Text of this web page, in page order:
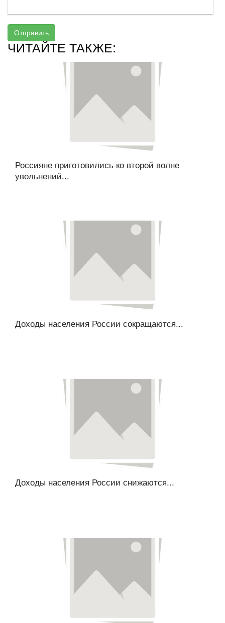
Отправить
ЧИТАЙТЕ ТАКЖЕ:
Россияне приготовились ко второй волне
увольнений...
Доходы населения России сокращаются...
Доходы населения России снижаются...